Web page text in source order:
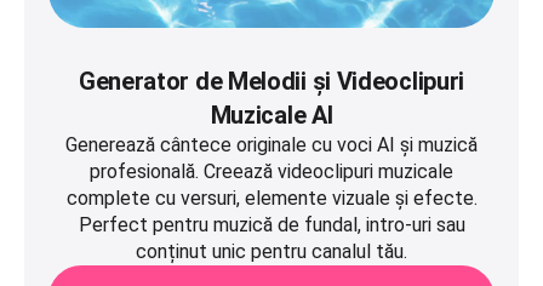
Generator de Melodii și Videoclipuri
Muzicale AI
Generează cântece originale cu voci AI și muzică
profesională. Creează videoclipuri muzicale
complete cu versuri, elemente vizuale și efecte.
Perfect pentru muzică de fundal, intro-uri sau
conținut unic pentru canalul tău.